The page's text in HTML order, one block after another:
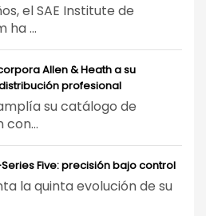
el SAE Institute de
ha ...
Allen & Heath a su
profesional
su catálogo de
con...
Series Five: precisión bajo control
la quinta evolución de su